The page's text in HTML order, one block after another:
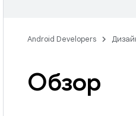
Android Developers
Обзор